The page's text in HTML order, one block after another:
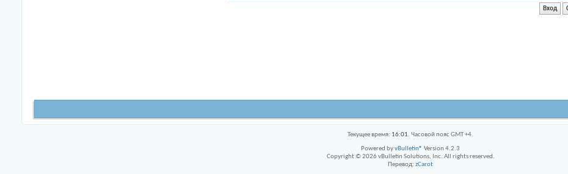
Текущее время: 16:01. Часовой пояс GMT +4.
Powered byvBulletin® Version 4.2.3
Copyright © 2026 vBulletin Solutions, Inc. All rights reserved.
Перевод: zCarot